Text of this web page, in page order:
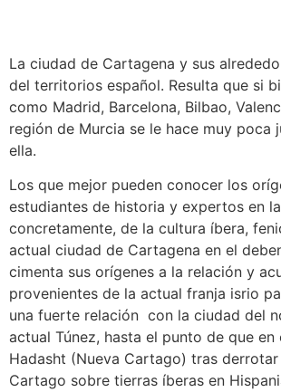
La ciudad de Cartagena y sus
del territorios español. Resulta que si
como Madrid, Barcelona, Bilbao,
región de Murcia se le hace muy
ella.
Los que mejor pueden conocer los
estudiantes de historia y expertos en
concretamente, de la cultura íbera,
actual ciudad de Cartagena en el
cimenta sus orígenes a la relación y
provenientes de la actual franja isrio
una fuerte relación con la ciudad del
actual Túnez, hasta el punto de que
Hadasht (Nueva Cartago) tras
Cartago sobre tierras íberas en